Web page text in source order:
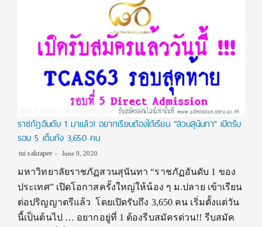
ราชภัฏอันดับ 1 มาแล้ว! อยากเรียนต้องได้เรียน “สวนสุนันทา” เปิดรับ
รอบ 5 เต็มถัง 3,650 คน
tui sakrapee June 9, 2020
มหาวิทยาลัยราชภัฏสวนสุนันทา “ราชภัฏอันดับ 1 ของ
ประเทศ” เปิดโอกาสครั้งใหญ่ให้น้อง ๆ ม.ปลาย เข้าเรียน
ต่อปริญญาตรีแล้ว โดยเปิดรับถึง 3,650 คน เริ่มตั้งแต่วัน
นี้เป็นต้นไป … อยากอยู่ที่ 1 ต้องรีบสมัครด่วน!! รีบสมัค